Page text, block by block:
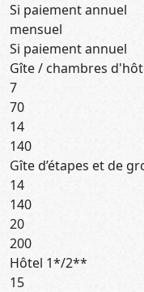
Si paiement annuel
mensuel
Si paiement annuel
Gîte / chambres
7
70
14
140
Gîte d’étapes et de
14
140
20
200
Hôtel 1*/2**
15